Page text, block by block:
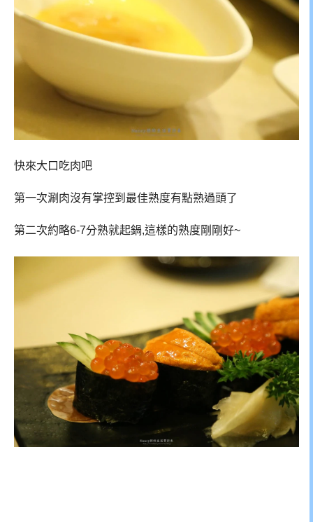
快來大口吃肉吧
第一次涮肉沒有掌控到最佳熟度有點熟過頭了
第二次約略6-7分熟就起鍋,這樣的熟度剛剛好~